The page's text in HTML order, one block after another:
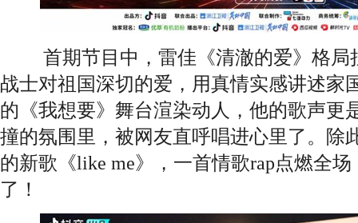
首期节目中，雷佳《清澈的爱》格局
战士对祖国深切的爱，用真情实感讲述家
的《我想要》舞台渲染动人，他的歌声更
撞的氛围里，被网友直呼唱进心里了。除
的新歌《like me》，一首情歌rap点燃全
了！